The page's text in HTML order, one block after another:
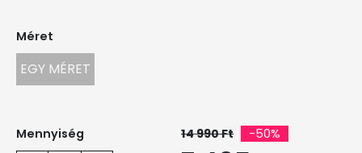
Méret
EGY MÉRET
Mennyiség 14 990 Ft -50%